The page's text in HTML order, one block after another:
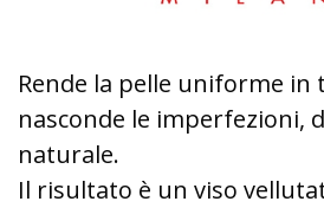
Rende la pelle uniforme in
nasconde le imperfezioni,
naturale.
Il risultato è un viso